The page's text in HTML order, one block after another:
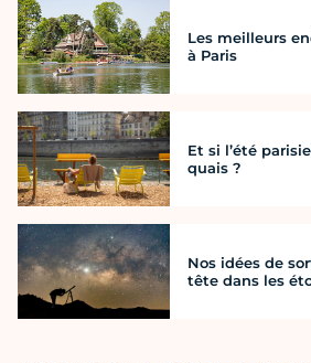
Les meilleurs
à Paris
Et si l’été
quais ?
Nos idées de
tête dans les